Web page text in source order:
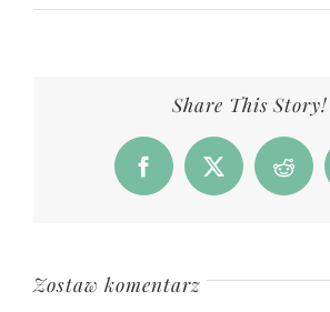
Share This Story!
Facebook
X Reddit
Zostaw komentarz